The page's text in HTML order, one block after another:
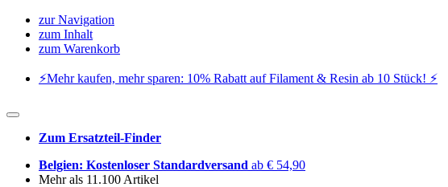
zur Navigation
zum Inhalt
zum Warenkorb
⚡️Mehr kaufen, mehr sparen: 10% Rabatt auf Filament & Resin ab 10 Stück! ⚡️
Zum Ersatzteil-Finder
Belgien: Kostenloser Standardversand ab € 54,90
Mehr als 11.100 Artikel